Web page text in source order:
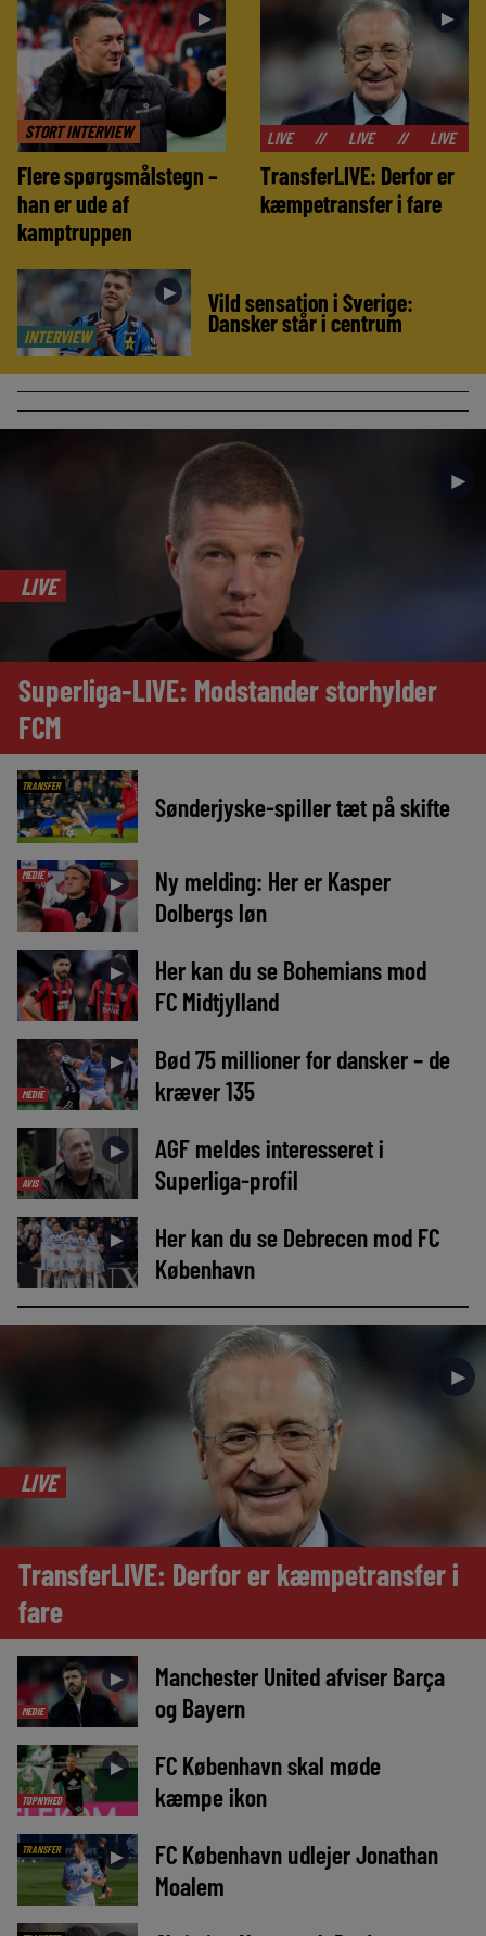
STORT INTERVIEW
►
Flere spørgsmålstegn –
han er ude af
kamptruppen
►
// LIVE LIVE LIVE // LIVE
TransferLIVE: Derfor er
kæmpetransfer i fare
INTERVIEW
► Vild sensation i Sverige:
Dansker står i centrum
►
LIVE
Superliga-LIVE: Modstander storhylder
FCM
TRANSFER
Sønderjyske-spiller tæt på skifte
MEDIE ►
Ny melding: Her er Kasper
Dolbergs løn
►
Her kan du se Bohemians mod
FC Midtjylland
MEDIE
►
Bød 75 millioner for dansker – de
kræver 135
AVIS
►
AGF meldes interesseret i
Superliga-profil
►
Her kan du se Debrecen mod FC
København
►
LIVE
TransferLIVE: Derfor er kæmpetransfer i
fare
MEDIE
►
Manchester United afviser Barça
og Bayern
TOPNYHED
►
FC København skal møde
kæmpe ikon
TRANSFER ►
FC København udlejer Jonathan
Moalem